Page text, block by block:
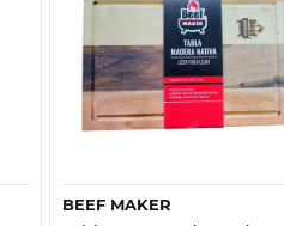
Vista rápida
BEEF MAKER